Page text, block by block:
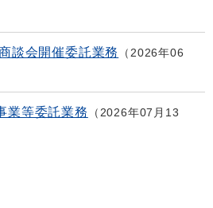
談会開催委託業務
2026年06
業等委託業務
2026年07月13